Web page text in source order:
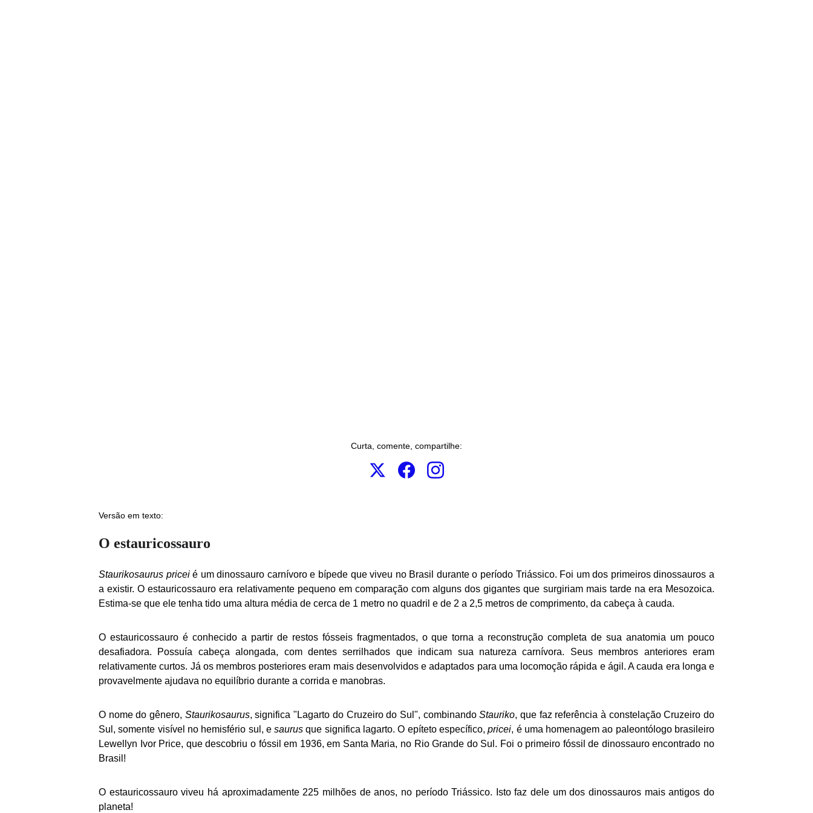
Curta, comente, compartilhe:
Versão em texto:
O estauricossauro
Staurikosaurus priceié um dinossauro carnívoro e bípede que viveu no Brasil durante o período Triássico. Foi um dos primeiros dinossauros a
a existir. O estauricossauro era relativamente pequeno em comparação com alguns dos gigantes que surgiriam mais tarde na era Mesozoica.
Estima-se que ele tenha tido uma altura média de cerca de 1 metro no quadril e de 2 a 2,5 metros de comprimento, da cabeça à cauda.
O estauricossauro é conhecido a partir de restos fósseis fragmentados, o que torna a reconstrução completa de sua anatomia um pouco
desafiadora. Possuía cabeça alongada, com dentes serrilhados que indicam sua natureza carnívora. Seus membros anteriores eram
relativamente curtos. Já os membros posteriores eram mais desenvolvidos e adaptados para uma locomoção rápida e ágil. A cauda era longa e
provavelmente ajudava no equilíbrio durante a corrida e manobras.
O nome do gênero, Staurikosaurus, significa "Lagarto do Cruzeiro do Sul", combinandoStauriko, que faz referência à constelação Cruzeiro do
Sul, somente visível no hemisfério sul, esaurus que significa lagarto. O epíteto específico,pricei, é uma homenagem ao paleontólogo brasileiro
Lewellyn Ivor Price, que descobriu o fóssil em 1936, em Santa Maria, no Rio Grande do Sul. Foi o primeiro fóssil de dinossauro encontrado no
Brasil!
O estauricossauro viveu há aproximadamente 225 milhões de anos, no período Triássico. Isto faz dele um dos dinossauros mais antigos do
planeta!